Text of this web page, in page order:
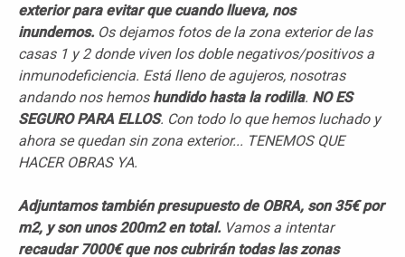
exterior para evitar que cuando llueva, nos
inundemos. Os dejamos fotos de la zona exterior de las
casas 1 y 2 donde viven los doble negativos/positivos a
inmunodeficiencia. Está lleno de agujeros, nosotras
andando nos hemos hundido hasta la rodilla. NO ES
SEGURO PARA ELLOS. Con todo lo que hemos luchado y
ahora se quedan sin zona exterior... TENEMOS QUE
HACER OBRAS YA.
Adjuntamos también presupuesto de OBRA, son 35€ por
m2, y son unos 200m2 en total. Vamos a intentar
recaudar 7000€ que nos cubrirán todas las zonas